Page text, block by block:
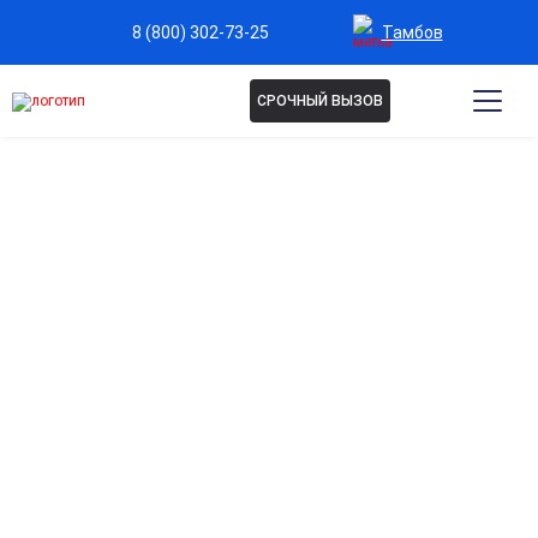
8 (800) 302-73-25 Тамбов
СРОЧНЫЙ ВЫЗОВ